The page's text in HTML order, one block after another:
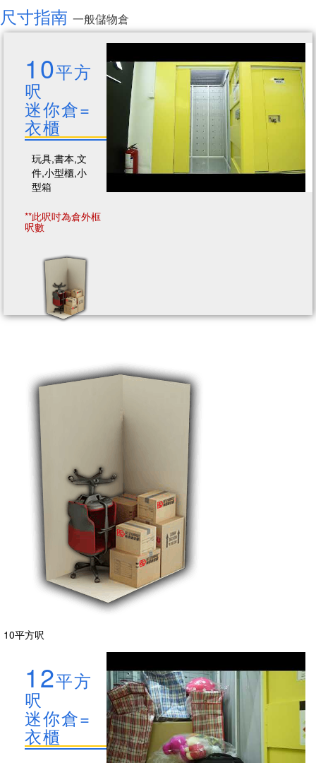
尺寸指南 一般儲物倉
10平方
呎
迷你倉=
衣櫃
玩具,書本,文
件,小型櫃,小
型箱
**此呎吋為倉外框
呎數
10平方呎
12平方
呎
迷你倉=
衣櫃